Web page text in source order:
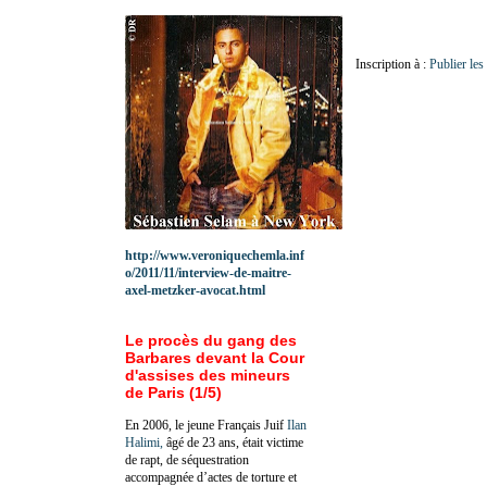
Inscription à : Publier
http://www.veroniquechemla.inf
o/2011/11/interview-de-maitre-
axel-metzker-avocat.html
Le procès du gang des
Barbares devant la Cour
d'assises des mineurs
de Paris (1/5)
En 2006, le jeune Français Juif Ilan
Halimi, âgé de 23 ans, était victime
de rapt, de séquestration
accompagnée d’actes de torture et